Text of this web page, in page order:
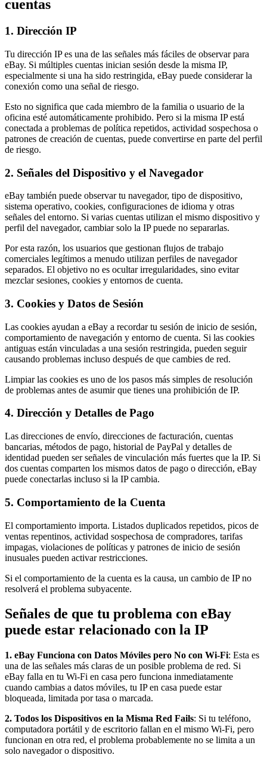
cuentas
1. Dirección IP
Tu dirección IP es una de las señales más fáciles de observar para
eBay. Si múltiples cuentas inician sesión desde la misma IP,
especialmente si una ha sido restringida, eBay puede considerar la
conexión como una señal de riesgo.
Esto no significa que cada miembro de la familia o usuario de la
oficina esté automáticamente prohibido. Pero si la misma IP está
conectada a problemas de política repetidos, actividad sospechosa o
patrones de creación de cuentas, puede convertirse en parte del perfil
de riesgo.
2. Señales del Dispositivo y el Navegador
eBay también puede observar tu navegador, tipo de dispositivo,
sistema operativo, cookies, configuraciones de idioma y otras
señales del entorno. Si varias cuentas utilizan el mismo dispositivo y
perfil del navegador, cambiar solo la IP puede no separarlas.
Por esta razón, los usuarios que gestionan flujos de trabajo
comerciales legítimos a menudo utilizan perfiles de navegador
separados. El objetivo no es ocultar irregularidades, sino evitar
mezclar sesiones, cookies y entornos de cuenta.
3. Cookies y Datos de Sesión
Las cookies ayudan a eBay a recordar tu sesión de inicio de sesión,
comportamiento de navegación y entorno de cuenta. Si las cookies
antiguas están vinculadas a una sesión restringida, pueden seguir
causando problemas incluso después de que cambies de red.
Limpiar las cookies es uno de los pasos más simples de resolución
de problemas antes de asumir que tienes una prohibición de IP.
4. Dirección y Detalles de Pago
Las direcciones de envío, direcciones de facturación, cuentas
bancarias, métodos de pago, historial de PayPal y detalles de
identidad pueden ser señales de vinculación más fuertes que la IP. Si
dos cuentas comparten los mismos datos de pago o dirección, eBay
puede conectarlas incluso si la IP cambia.
5. Comportamiento de la Cuenta
El comportamiento importa. Listados duplicados repetidos, picos de
ventas repentinos, actividad sospechosa de compradores, tarifas
impagas, violaciones de políticas y patrones de inicio de sesión
inusuales pueden activar restricciones.
Si el comportamiento de la cuenta es la causa, un cambio de IP no
resolverá el problema subyacente.
Señales de que tu problema con eBay
puede estar relacionado con la IP
1. eBay Funciona con Datos Móviles pero No con Wi-Fi: Esta es
una de las señales más claras de un posible problema de red. Si
eBay falla en tu Wi-Fi en casa pero funciona inmediatamente
cuando cambias a datos móviles, tu IP en casa puede estar
bloqueada, limitada por tasa o marcada.
2. Todos los Dispositivos en la Misma Red Fails: Si tu teléfono,
computadora portátil y de escritorio fallan en el mismo Wi-Fi, pero
funcionan en otra red, el problema probablemente no se limita a un
solo navegador o dispositivo.